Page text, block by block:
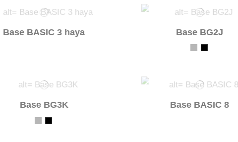
Base BASIC 3 haya Base BG2J
Base BG3K Base BASIC 8